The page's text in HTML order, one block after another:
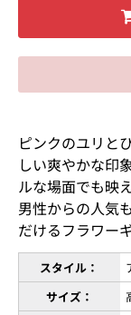
住所
ピンクのユリと
しい爽やかな印
ルな場面でも映
男性からの人気
だけるフラワー
スタイル：
サイズ：